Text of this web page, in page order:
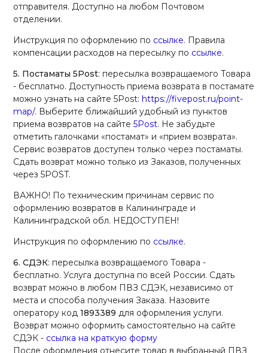
отправителя. Доступно на любом Почтовом
отделении.
Инструкция по оформлению по ссылке. Правила
компенсации расходов на пересылку по ссылке.
5. Постаматы 5Post: пересылка возвращаемого Товара
- бесплатно. Доступность приема возврата в постамате
можно узнать на сайте 5Post:https://fivepost.ru/point-
map/. Выберите ближайший удобный из пунктов
приема возвратов на сайте5Post. Не забудьте
отметить галочками «постамат» и «прием возврата».
Сервис возвратов доступен только через постаматы.
Сдать возврат можно только из Заказов, полученных
через 5POST.
ВАЖНО! По техническим причинам сервис по
оформлению возвратов в Калининграде и
Калининградской обл. НЕДОСТУПЕН!
Инструкция по оформлению по ссылке.
6. СДЭК: пересылка возвращаемого Товара -
бесплатно. Услуга доступна по всей России. Сдать
возврат можно в любом ПВЗ СДЭК, независимо от
места и способа получения Заказа. Назовите
оператору код1893389 для оформления услуги.
Возврат можно оформить самостоятельно на сайте
СДЭК - ссылка на краткую форму
После оформления отнесите товар в выбранный ПВЗ